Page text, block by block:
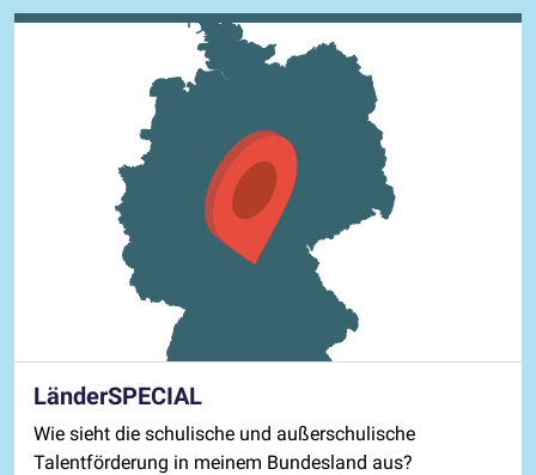
LänderSPECIAL
Wie sieht die schulische und außerschulische
Talentförderung in meinem Bundesland aus?